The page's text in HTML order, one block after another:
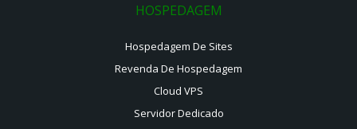
HOSPEDAGEM
Hospedagem De Sites
Revenda De Hospedagem
Cloud VPS
Servidor Dedicado